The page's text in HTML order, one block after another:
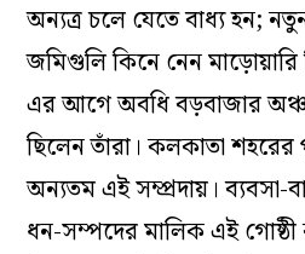
অন্যত্র চলে যেতে বাধ্য হন;
জমিগুলি কিনে নেন মাড়োয়ারি
এর আগে অবধি বড়বাজার
ছিলেন তাঁরা। কলকাতা
অন্যতম এই সম্প্রদায়। ব্যবসা-
ধন-সম্পদের মালিক এই